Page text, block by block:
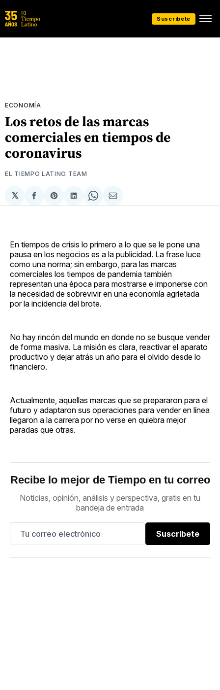
Suscríbete
ECONOMÍA
Los retos de las marcas
comerciales en tiempos de
coronavirus
EL TIEMPO LATINO TEAM
𝕏
Compartir
en
Share
on
Compartir
en
Share
on
Compartir
via
En tiempos de crisis lo primero a lo que se le pone una
pausa en los negocios es a la publicidad. La frase luce
como una norma; sin embargo, para las marcas
comerciales los tiempos de pandemia también
representan una época para mostrarse e imponerse con
la necesidad de sobrevivir en una economía agrietada
por la incidencia del brote.
No hay rincón del mundo en donde no se busque vender
de forma masiva. La misión es clara, reactivar el aparato
productivo y dejar atrás un año para el olvido desde lo
financiero.
Actualmente, aquellas marcas que se prepararon para el
futuro y adaptaron sus operaciones para vender en línea
llegaron a la carrera por no verse en quiebra mejor
paradas que otras.
Recibe lo mejor de Tiempo en tu correo
Noticias, opinión, análisis y perspectiva, gratis en tu
bandeja de entrada
Suscríbete